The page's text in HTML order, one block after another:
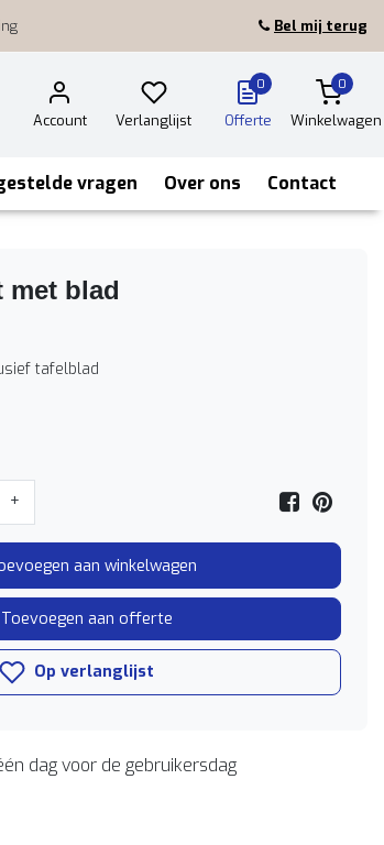
Bel mij terug
Account
Verlanglijst
0
Offerte
0
Winkelwagen
vragen Over ons Contact
met blad
tafelblad
+
aan winkelwagen
Toevoegen aan offerte
Op verlanglijst
dag voor de gebruikersdag